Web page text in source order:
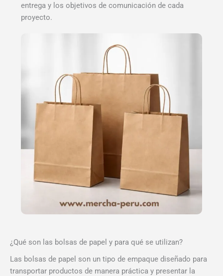
entrega y los objetivos de comunicación de cada
proyecto.
¿Qué son las bolsas de papel y para qué se utilizan?
Las bolsas de papel son un tipo de empaque diseñado para
transportar productos de manera práctica y presentar la